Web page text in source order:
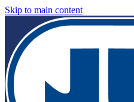
Skip to main content